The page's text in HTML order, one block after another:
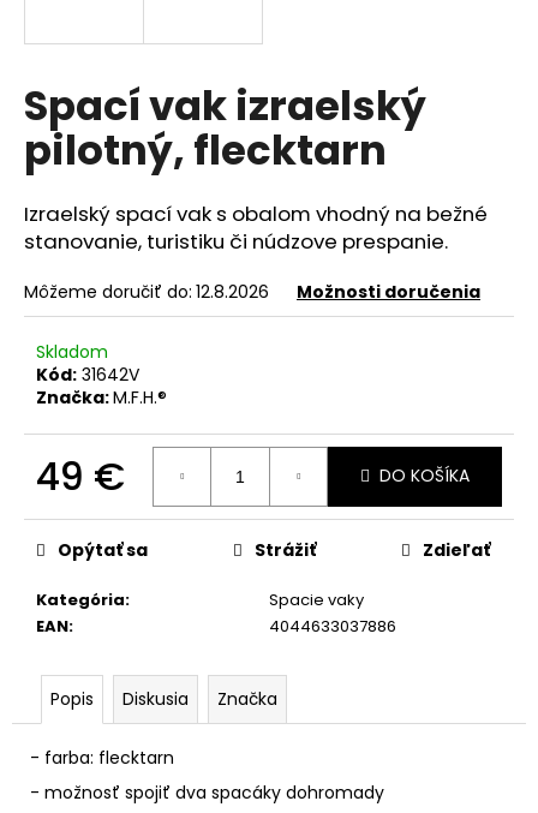
Spací vak izraelský
pilotný, flecktarn
Izraelský spací vak s obalom vhodný na bežné
stanovanie, turistiku či núdzove prespanie.
Môžeme doručiť do: 12.8.2026 Možnosti doručenia
Skladom
Kód: 31642V
Značka:M.F.H.®
49 €
cena:
DO KOŠÍKA
Kategória:
Spacie vaky
EAN: 4044633037886
Opýtať sa Strážiť Zdieľať
Popis Diskusia Značka
- farba: flecktarn
- možnosť spojiť dva spacáky dohromady
s
ť
?
O
d
p
ú
č
m
e